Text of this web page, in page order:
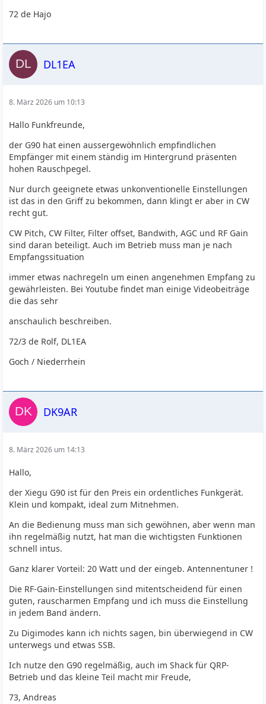
72 de Hajo
DL1EA
8. März 2026 um 10:13
Hallo Funkfreunde,
der G90 hat einen aussergewöhnlich empfindlichen
Empfänger mit einem ständig im Hintergrund präsenten
hohen Rauschpegel.
Nur durch geeignete etwas unkonventionelle Einstellungen
ist das in den Griff zu bekommen, dann klingt er aber in CW
recht gut.
CW Pitch, CW Filter, Filter offset, Bandwith, AGC und RF Gain
sind daran beteiligt. Auch im Betrieb muss man je nach
Empfangssituation
immer etwas nachregeln um einen angenehmen Empfang zu
gewährleisten. Bei Youtube findet man einige Videobeiträge
die das sehr
anschaulich beschreiben.
72/3 de Rolf, DL1EA
Goch / Niederrhein
DK9AR
8. März 2026 um 14:13
Hallo,
der Xiegu G90 ist für den Preis ein ordentliches Funkgerät.
Klein und kompakt, ideal zum Mitnehmen.
An die Bedienung muss man sich gewöhnen, aber wenn man
ihn regelmäßig nutzt, hat man die wichtigsten Funktionen
schnell intus.
Ganz klarer Vorteil: 20 Watt und der eingeb. Antennentuner !
Die RF-Gain-Einstellungen sind mitentscheidend für einen
guten, rauscharmen Empfang und ich muss die Einstellung
in jedem Band ändern.
Zu Digimodes kann ich nichts sagen, bin überwiegend in CW
unterwegs und etwas SSB.
Ich nutze den G90 regelmäßig, auch im Shack für QRP-
Betrieb und das kleine Teil macht mir Freude,
73, Andreas